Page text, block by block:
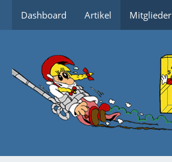
Dashboard Artikel Mitglieder